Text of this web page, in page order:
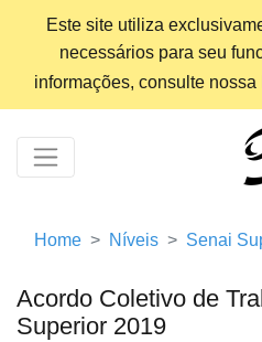
Este site utiliza
necessários para seu
informações, consulte nossa
Home Níveis Senai
Acordo Coletivo de
Superior 2019